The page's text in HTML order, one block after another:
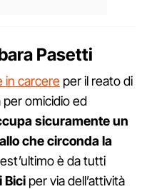
Pasetti
in carcere per il reato di
omicidio ed
sicuramente un
che circonda la
è da tutti
Bici per via dell’attività